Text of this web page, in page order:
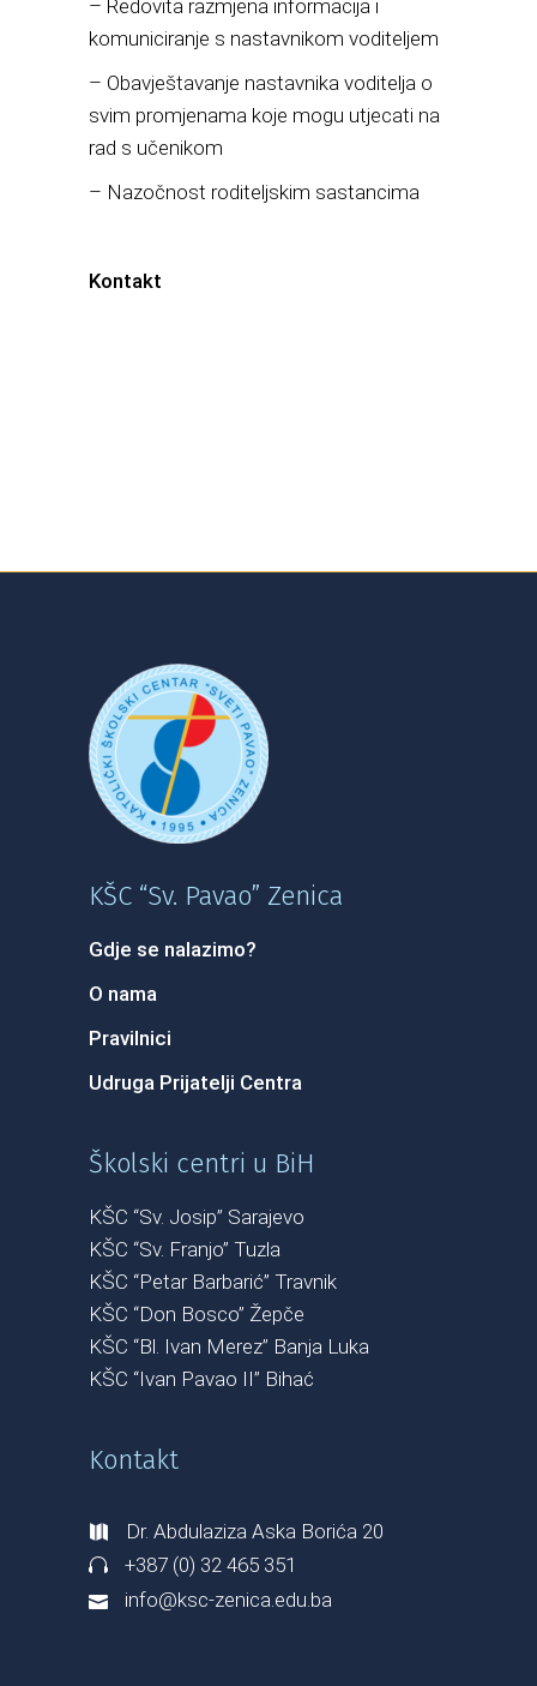
– Redovita razmjena informacija i
komuniciranje s nastavnikom voditeljem
– Obavještavanje nastavnika voditelja o
svim promjenama koje mogu utjecati na
rad s učenikom
– Nazočnost roditeljskim sastancima
Kontakt
KŠC “Sv. Pavao” Zenica
Gdje se nalazimo?
O nama
Pravilnici
Udruga Prijatelji Centra
Školski centri u BiH
KŠC “Sv. Josip” Sarajevo
KŠC “Sv. Franjo” Tuzla
KŠC “Petar Barbarić” Travnik
KŠC “Don Bosco” Žepče
KŠC “Bl. Ivan Merez” Banja Luka
KŠC “Ivan Pavao II” Bihać
Kontakt
Dr. Abdulaziza Aska Borića 20
+387 (0) 32 465 351
info@ksc-zenica.edu.ba